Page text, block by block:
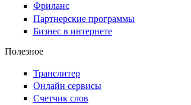
Фриланс
Партнерские программы
Бизнес в интернете
Полезное
Транслитер
Онлайн сервисы
Счетчик слов